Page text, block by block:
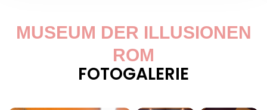
MUSEUM DER ILLUSIONEN
ROM
FOTOGALERIE